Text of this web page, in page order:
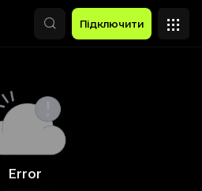
Підключити
Error